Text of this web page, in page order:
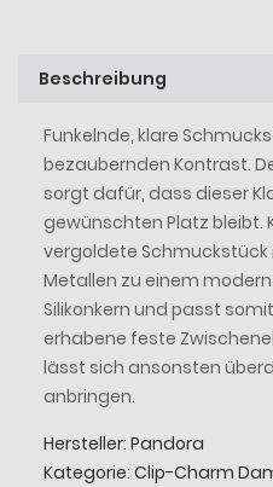
Beschreibung
Funkelnde, klare
bezaubernden Kontrast.
sorgt dafür, dass dieser
gewünschten Platz bleibt.
vergoldete
Metallen zu einem
Silikonkern und passt
erhabene feste
lässt sich ansonsten
anbringen.
Hersteller: Pandora
Kategorie: Clip-Charm